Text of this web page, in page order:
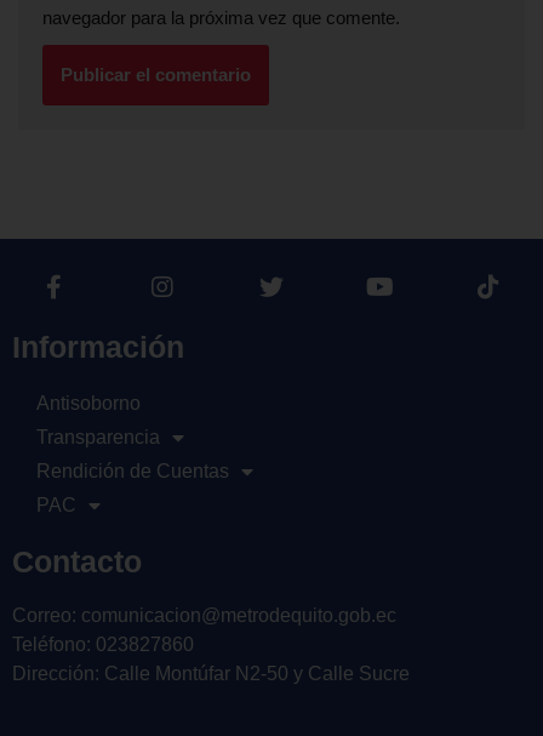
navegador para la próxima vez que comente.
Información
Antisoborno
Transparencia
Rendición de Cuentas
PAC
Contacto
Correo: comunicacion@metrodequito.gob.ec
Teléfono: 023827860
Dirección: Calle Montúfar N2-50 y Calle Sucre